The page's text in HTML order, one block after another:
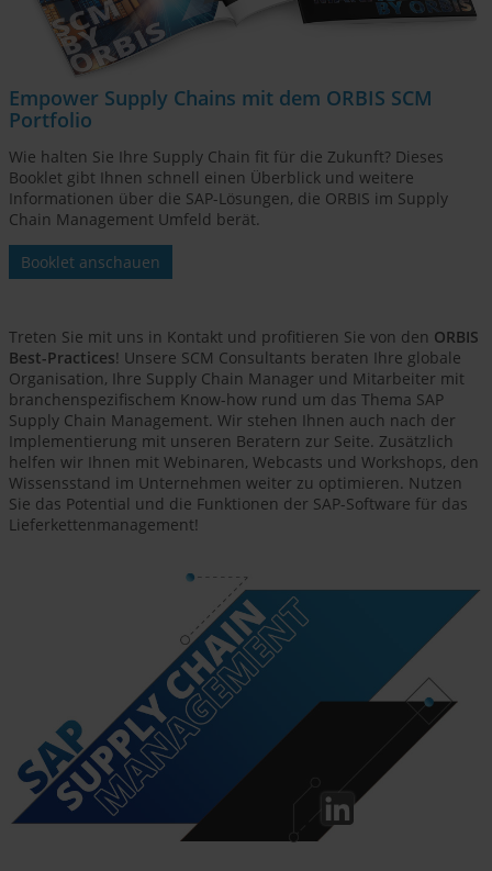
Empower Supply Chains mit dem ORBIS SCM
Portfolio
Wie halten Sie Ihre Supply Chain fit für die Zukunft? Dieses
Booklet gibt Ihnen schnell einen Überblick und weitere
Informationen über die SAP-Lösungen, die ORBIS im Supply
Chain Management Umfeld berät.
Booklet anschauen
Treten Sie mit uns in Kontakt und profitieren Sie von den ORBIS
Best-Practices! Unsere SCM Consultants beraten Ihre globale
Organisation, Ihre Supply Chain Manager und Mitarbeiter mit
branchenspezifischem Know-how rund um das Thema SAP
Supply Chain Management. Wir stehen Ihnen auch nach der
Implementierung mit unseren Beratern zur Seite. Zusätzlich
helfen wir Ihnen mit Webinaren, Webcasts und Workshops, den
Wissensstand im Unternehmen weiter zu optimieren. Nutzen
Sie das Potential und die Funktionen der SAP-Software für das
Lieferkettenmanagement!